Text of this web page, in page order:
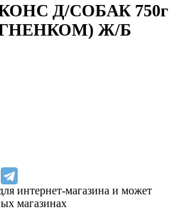
КОНС Д/СОБАК 750г
Ж/Б
интернет-магазина и может
магазинах